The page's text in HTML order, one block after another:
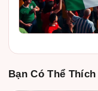
Bạn Có Thể Thích